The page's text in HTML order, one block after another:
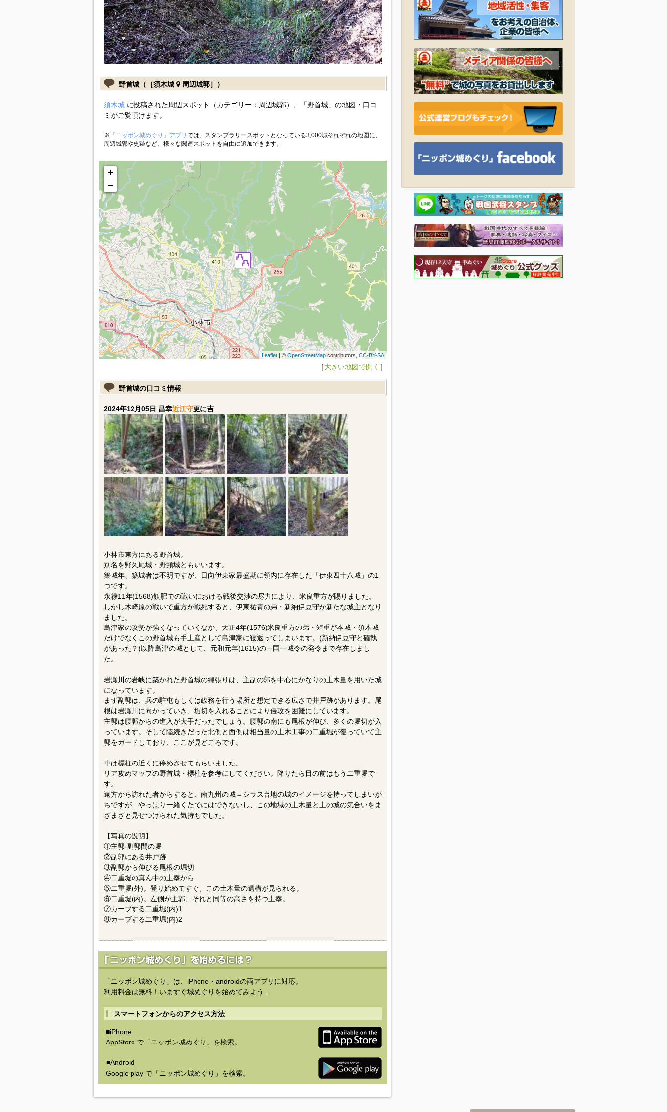
野首城（［須木城 周辺城郭］）
須木城に投稿された周辺スポット（カテゴリー：周辺城郭）、「野首城」の地図・口コ
ミがご覧頂けます。
※ 「ニッポン城めぐり」アプリ では、スタンプラリースポットとなっている3,000城それぞれの地図に、
周辺城郭や史跡など、様々な関連スポットを自由に追加できます。
+
−
Leaflet| ©OpenStreetMapcontributors, CC-BY-SA
［大きい地図で開く ］
野首城の口コミ情報
2024年12月05日 昌幸近江守更に吉
小林市東方にある野首城。
別名を野久尾城・野頸城ともいいます。
築城年、築城者は不明ですが、日向伊東家最盛期に領内に存在した「伊東四十八城」の1
つです。
永禄11年(1568)飫肥での戦いにおける戦後交渉の尽力により、米良重方が賜りました。
しかし木崎原の戦いで重方が戦死すると、伊東祐青の弟・新納伊豆守が新たな城主となり
ました。
島津家の攻勢が強くなっていくなか、天正4年(1576)米良重方の弟・矩重が本城・須木城
だけでなくこの野首城も手土産として島津家に寝返ってしまいます。(新納伊豆守と確執
があった？)以降島津の城として、元和元年(1615)の一国一城令の発令まで存在しまし
た。
岩瀬川の岩峡に築かれた野首城の縄張りは、主副の郭を中心にかなりの土木量を用いた城
になっています。
まず副郭は、兵の駐屯もしくは政務を行う場所と想定できる広さで井戸跡があります。尾
根は岩瀬川に向かっていき、堀切を入れることにより侵攻を困難にしています。
主郭は腰郭からの進入が大手だったでしょう。腰郭の南にも尾根が伸び、多くの堀切が入
っています。そして陸続きだった北側と西側は相当量の土木工事の二重堀が覆っていて主
郭をガードしており、ここが見どころです。
車は標柱の近くに停めさせてもらいました。
リア攻めマップの野首城・標柱を参考にしてください。降りたら目の前はもう二重堀で
す。
遠方から訪れた者からすると、南九州の城＝シラス台地の城のイメージを持ってしまいが
ちですが、やっぱり一緒くたでにはできないし、この地域の土木量と土の城の気合いをま
ざまざと見せつけられた気持ちでした。
【写真の説明】
①主郭-副郭間の堀
②副郭にある井戸跡
③副郭から伸びる尾根の堀切
④二重堀の真ん中の土塁から
⑤二重堀(外)。登り始めてすぐ、この土木量の遺構が見られる。
⑥二重堀(内)。左側が主郭、それと同等の高さを持つ土塁。
⑦カーブする二重堀(内)1
⑧カーブする二重堀(内)2
「ニッポン城めぐり」は、iPhone・androidの両アプリに対応。
利用料金は無料！いますぐ城めぐりを始めてみよう！
スマートフォンからのアクセス方法
■iPhone
AppStore で「ニッポン城めぐり」を検索。
■Android
Google play で「ニッポン城めぐり」を検索。